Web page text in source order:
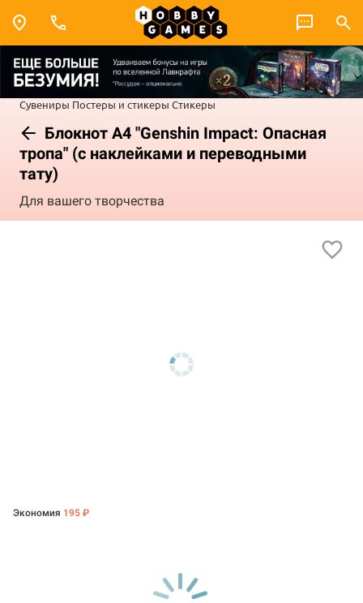
Сувениры Постеры и стикеры Стикеры
Блокнот А4 "Genshin Impact: Опасная
тропа" (с наклейками и переводными
тату)
Для вашего творчества
Экономия 195 ₽